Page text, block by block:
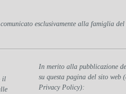
esclusivamente alla famiglia del
il
In merito alla pubblicazione
su questa pagina del sito
Privacy Policy):